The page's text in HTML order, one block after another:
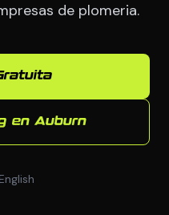
de plomeria.
en Auburn